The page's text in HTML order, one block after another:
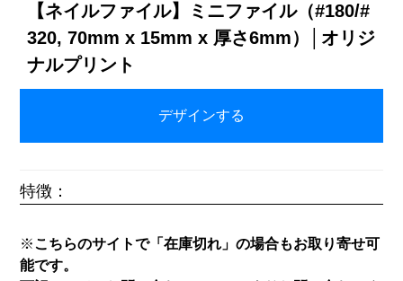
【ネイルファイル】ミニファイル（#180/#
320, 70mm x 15mm x 厚さ6mm）│オリジ
ナルプリント
デザインする
特徴：
※こちらのサイトで「在庫切れ」の場合もお取り寄せ可
能です。